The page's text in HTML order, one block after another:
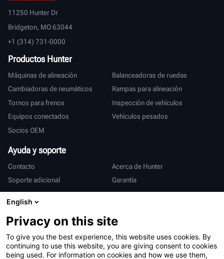
11250 Hunter Dr
Bridgeton, MO 63044
+1 (314) 731-0000
Productos Hunter
Máquinas de alineación
Balanceadoras de ruedas
Cambiadoras de neumáticos
Rampas para alineación
Tornos para frenos
Inspección de vehículos
Equipos conectados
Vehículos pesados
Socios OEM
Ayuda y soporte
Contacto
Acerca de Hunter
Soporte adicional
Garantía
Internacional
Ventas y servicio
English
Privacy on this site
To give you the best experience, this website uses cookies. By
continuing to use this website, you are giving consent to cookies
being used. For information on cookies and how we use them,